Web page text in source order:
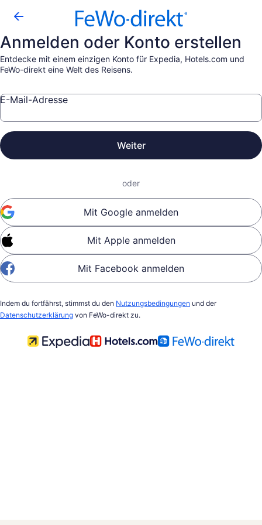
Anmelden oder Konto erstellen
Entdecke mit einem einzigen Konto für Expedia, Hotels.com und
FeWo-direkt eine Welt des Reisens.
E-Mail-Adresse
Weiter
oder
Mit Google anmelden
Mit Apple anmelden
Mit Facebook anmelden
Indem du fortfährst, stimmst du den Nutzungsbedingungen und der
Datenschutzerklärung von FeWo-direkt zu.